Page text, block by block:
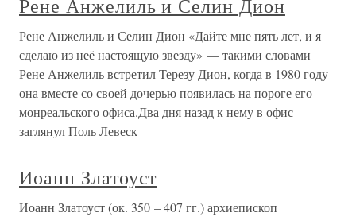
Рене Анжелиль и Селин Дион
Рене Анжелиль и Селин Дион «Дайте мне пять лет, и я
сделаю из неё настоящую звезду» — такими словами
Рене Анжелиль встретил Терезу Дион, когда в 1980 году
она вместе со своей дочерью появилась на пороге его
монреальского офиса.Два дня назад к нему в офис
заглянул Поль Левеск
Иоанн Златоуст
Иоанн Златоуст (ок. 350 – 407 гг.) архиепископ